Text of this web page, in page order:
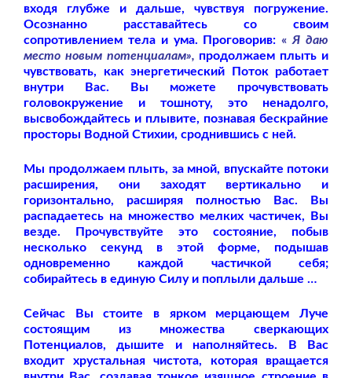
входя глубже и дальше, чувствуя погружение.
Осознанно расставайтесь со своим
сопротивлением тела и ума. Проговорив: « Я даю
место новым потенциалам», продолжаем плыть и
чувствовать, как энергетический Поток работает
внутри Вас. Вы можете прочувствовать
головокружение и тошноту, это ненадолго,
высвобождайтесь и плывите, познавая бескрайние
просторы Водной Стихии, сроднившись с ней.
Мы продолжаем плыть, за мной, впускайте потоки
расширения, они заходят вертикально и
горизонтально, расширяя полностью Вас. Вы
распадаетесь на множество мелких частичек, Вы
везде. Прочувствуйте это состояние, побыв
несколько секунд в этой форме, подышав
одновременно каждой частичкой себя;
собирайтесь в единую Силу и поплыли дальше …
Сейчас Вы стоите в ярком мерцающем Луче
состоящим из множества сверкающих
Потенциалов, дышите и наполняйтесь. В Вас
входит хрустальная чистота, которая вращается